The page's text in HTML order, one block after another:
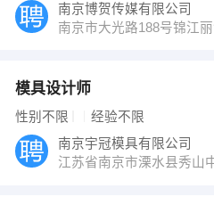
南京博贺传媒有限公司
南京市大光路188号锦江
模具设计师
性别不限 经验不限
南京宇冠模具有限公司
江苏省南京市溧水县秀山